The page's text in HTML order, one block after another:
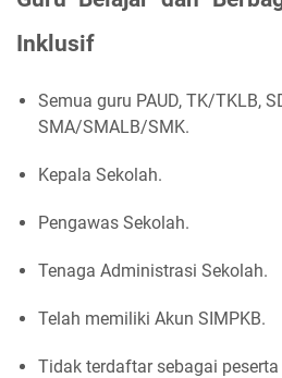
Inklusif
Semua guru PAUD, TK/TKLB,
SMA/SMALB/SMK.
Kepala Sekolah.
Pengawas Sekolah.
Tenaga Administrasi Sekolah.
Telah memiliki Akun SIMPKB.
Tidak terdaftar sebagai